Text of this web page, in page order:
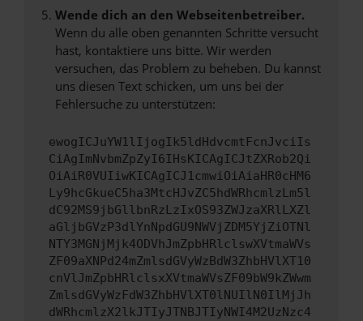
Wende dich an den Webseitenbetreiber.
Wenn du alle oben genannten Schritte versucht
hast, kontaktiere uns bitte. Wir werden
versuchen, das Problem zu beheben. Du kannst
uns diesen Text schicken, um uns bei der
Fehlersuche zu unterstützen:
ewogICJuYW1lIjogIk5ldHdvcmtFcnJvciIs
CiAgImNvbmZpZyI6IHsKICAgICJtZXRob2Qi
OiAiR0VUIiwKICAgICJ1cmwiOiAiaHR0cHM6
Ly9hcGkueC5ha3MtcHJvZC5hdWRhcmlzLm5l
dC92MS9jbGllbnRzLzIxOS93ZWJzaXRlLXZl
aGljbGVzP3dlYnNpdGU9NWVjZDM5YjZiOTNl
NTY3MGNjMjk4ODVhJmZpbHRlclswXVtmaWVs
ZF09aXNPd24mZmlsdGVyWzBdW3ZhbHVlXT10
cnVlJmZpbHRlclsxXVtmaWVsZF09bW9kZWwm
ZmlsdGVyWzFdW3ZhbHVlXT0lNUIlN0IlMjJh
dWRhcmlzX2lkJTIyJTNBJTIyNWI4M2UzNzc4